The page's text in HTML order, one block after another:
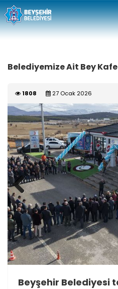
Belediyemize Ait Bey Kafe
1808 27 Ocak 2026
Previous
Beyşehir Belediyesi